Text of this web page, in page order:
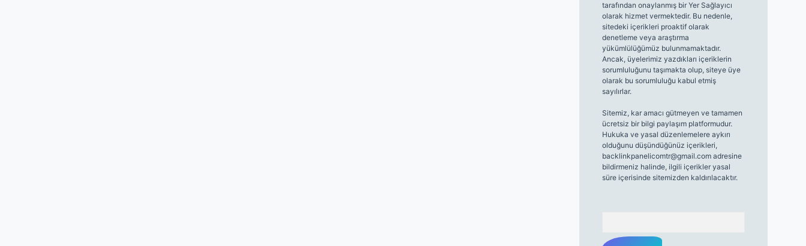
tarafından onaylanmış bir Yer Sağlayıcı
olarak hizmet vermektedir. Bu nedenle,
sitedeki içerikleri proaktif olarak
denetleme veya araştırma
yükümlülüğümüz bulunmamaktadır.
Ancak, üyelerimiz yazdıkları içeriklerin
sorumluluğunu taşımakta olup, siteye üye
olarak bu sorumluluğu kabul etmiş
sayılırlar.
Sitemiz, kar amacı gütmeyen ve tamamen
ücretsiz bir bilgi paylaşım platformudur.
Hukuka ve yasal düzenlemelere aykırı
olduğunu düşündüğünüz içerikleri,
backlinkpanelicomtr@gmail.comadresine
bildirmeniz halinde, ilgili içerikler yasal
süre içerisinde sitemizden kaldırılacaktır.